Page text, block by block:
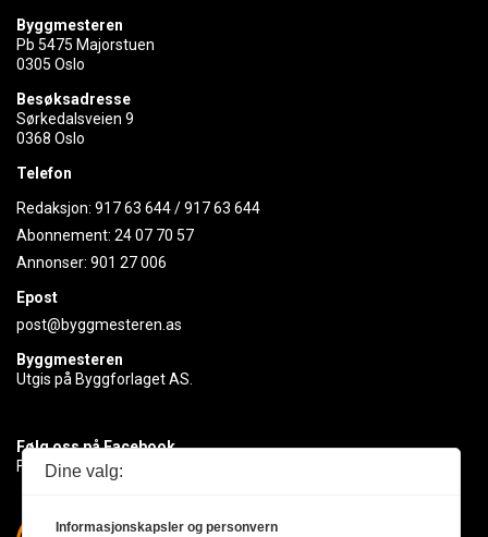
Byggmesteren
Pb 5475 Majorstuen
0305 Oslo
Besøksadresse
Sørkedalsveien 9
0368 Oslo
Telefon
Redaksjon: 917 63 644/917 63 644
Abonnement: 24 07 70 57
Annonser: 901 27 006
Epost
post@byggmesteren.as
Byggmesteren
Utgis på Byggforlaget AS.
Følg oss på Facebook
Få med deg det siste innen byggebransjen
Dine valg:
Informasjonskapsler og personvern